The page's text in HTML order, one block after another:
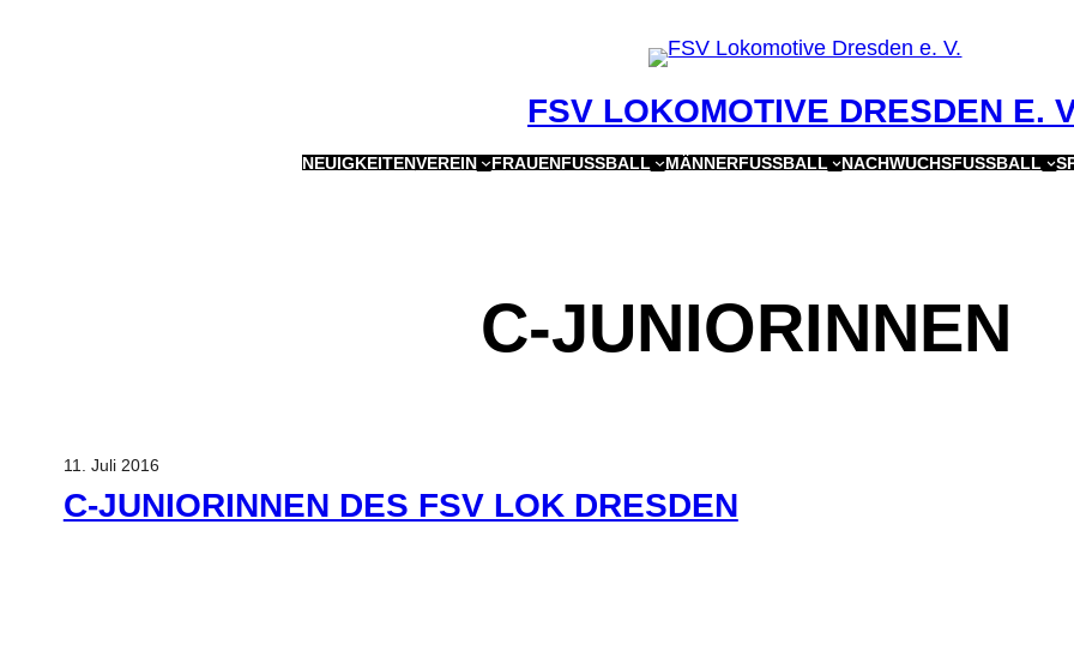
FSV LOKOMOTIVE DRESDEN E.
NEUIGKEITENVEREIN FRAUENFUSSBALL MÄNNERFUSSBALL NACHWUCHSFUSSBALL
C-JUNIORINNEN
11. Juli 2016
C-JUNIORINNEN DES FSV LOK DRESDEN